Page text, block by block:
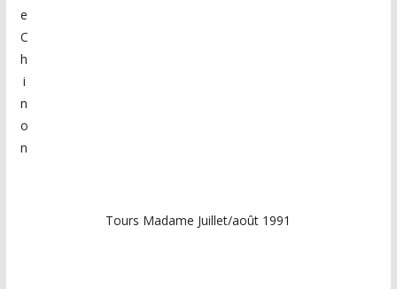
e
C
h
i
n
o
n
Tours Madame Juillet/août 1991